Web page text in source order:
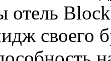
отель
своего